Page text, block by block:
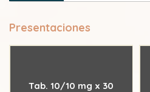
Presentaciones
Tab. 10/10 mg x 30